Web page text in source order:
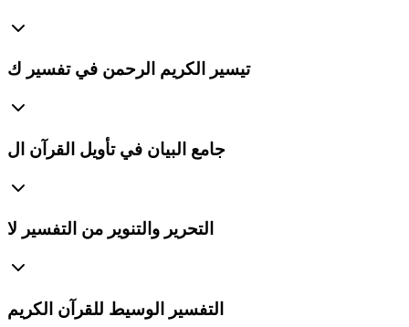
تيسير الكريم الرحمن في تفسير ك
جامع البيان في تأويل القرآن ال
التحرير والتنوير من التفسير لا
التفسير الوسيط للقرآن الكريم